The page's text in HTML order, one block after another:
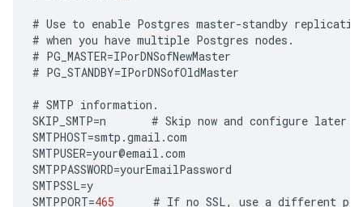
# Use to enable Postgres master-standby
# when you have multiple Postgres nodes .
# PG_MASTER=IPorDNSofNewMaster
# PG_STANDBY=IPorDNSofOldMaster
# SMTP information .
SKIP_SMTP=n # Skip now and configure later
SMTPHOST=smtp .gmail .com
SMTPUSER=your@email .com
SMTPPASSWORD=yourEmailPassword
SMTPSSL=y
SMTPPORT=465 # If no SSL, use a different